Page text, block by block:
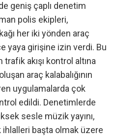
geniş çaplı denetim
polis ekipleri,
her iki yönden araç
yaya girişine izin verdi. Bu
akışı kontrol altına
araç kalabalığının
uygulamalarda çok
edildi. Denetimlerde
sesle müzik yayını,
ihlalleri başta olmak üzere